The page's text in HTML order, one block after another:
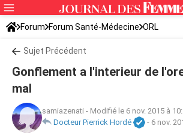
Forum Forum Santé-Médecine ORL
Sujet Précédent
Gonflement a l'interieur de
mal
samiazenati - Modifié le 6 nov. 2015 à
Docteur Pierrick Hordé
- 6 nov.